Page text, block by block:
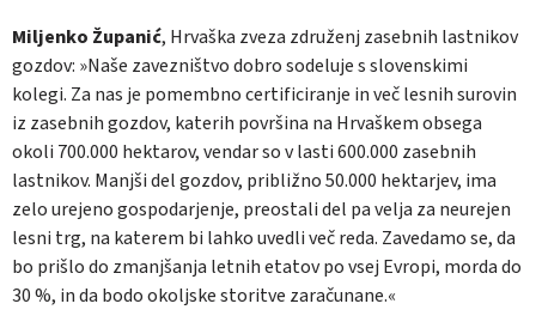
Miljenko Županić, Hrvaška zveza združenj zasebnih lastnikov
gozdov: »Naše zavezništvo dobro sodeluje s slovenskimi
kolegi. Za nas je pomembno certificiranje in več lesnih surovin
iz zasebnih gozdov, katerih površina na Hrvaškem obsega
okoli 700.000 hektarov, vendar so v lasti 600.000 zasebnih
lastnikov. Manjši del gozdov, približno 50.000 hektarjev, ima
zelo urejeno gospodarjenje, preostali del pa velja za neurejen
lesni trg, na katerem bi lahko uvedli več reda. Zavedamo se, da
bo prišlo do zmanjšanja letnih etatov po vsej Evropi, morda do
30 %, in da bodo okoljske storitve zaračunane.«